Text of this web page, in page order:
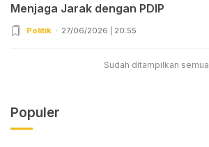
Menjaga Jarak dengan PDIP
Politik 27/06/2026 | 20:55
Sudah ditampilkan semua
Populer